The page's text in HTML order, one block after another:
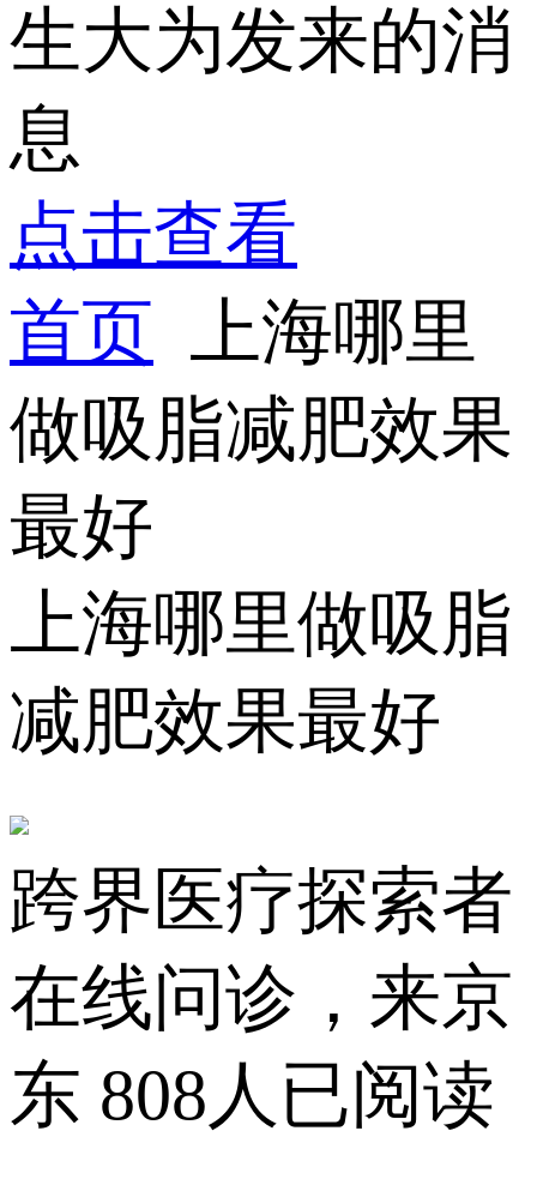
生大为发来的消
息
点击查看
首页 上海哪里
做吸脂减肥效果
最好
上海哪里做吸脂
减肥效果最好
跨界医疗探索者
在线问诊，来京
东 808人已阅读